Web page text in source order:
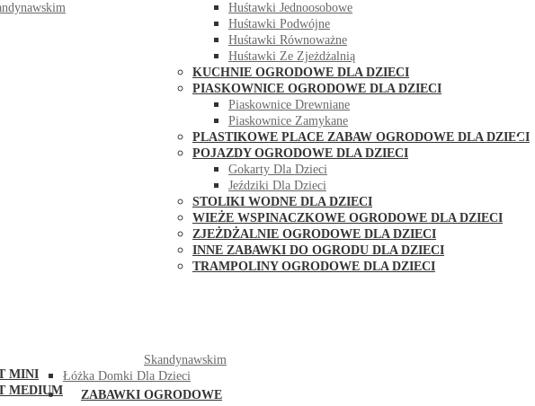
Huśtawki Jednoosobowe
Huśtawki Podwójne
Huśtawki Równoważne
Huśtawki Ze Zjeżdżalnią
KUCHNIE OGRODOWE DLA DZIECI
PIASKOWNICE OGRODOWE DLA DZIECI
Piaskownice Drewniane
Piaskownice Zamykane
PLASTIKOWE PLACE ZABAW OGRODOWE DLA DZIECI
POJAZDY OGRODOWE DLA DZIECI
Gokarty Dla Dzieci
Jeździki Dla Dzieci
STOLIKI WODNE DLA DZIECI
WIEŻE WSPINACZKOWE OGRODOWE DLA DZIECI
ZJEŻDŻALNIE OGRODOWE DLA DZIECI
INNE ZABAWKI DO OGRODU DLA DZIECI
TRAMPOLINY OGRODOWE DLA DZIECI
MINI
MEDIUM
Skandynawskim
Łóżka Domki Dla Dzieci
ZABAWKI OGRODOWE